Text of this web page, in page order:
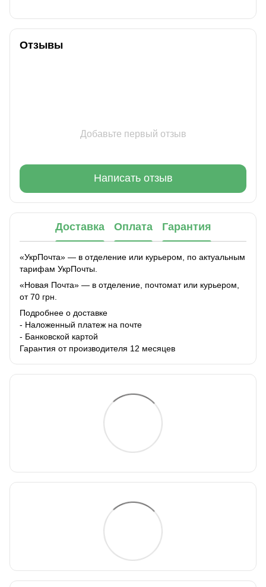
Отзывы
Добавьте первый отзыв
Написать отзыв
Доставка Оплата Гарантия
«УкрПочта» — в отделение или курьером, по актуальным
тарифам УкрПочты.
«Новая Почта» — в отделение, почтомат или курьером,
от 70 грн.
Подробнее о доставке
- Наложенный платеж на почте
- Банковской картой
Гарантия от производителя 12 месяцев